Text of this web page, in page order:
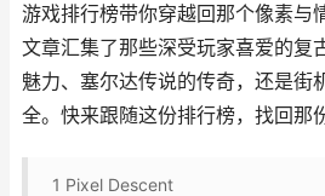
游戏排行榜带你穿越回那个像素与
文章汇集了那些深受玩家喜爱的复
魅力、塞尔达传说的传奇，还是街
全。快来跟随这份排行榜，找回那
1 Pixel Descent